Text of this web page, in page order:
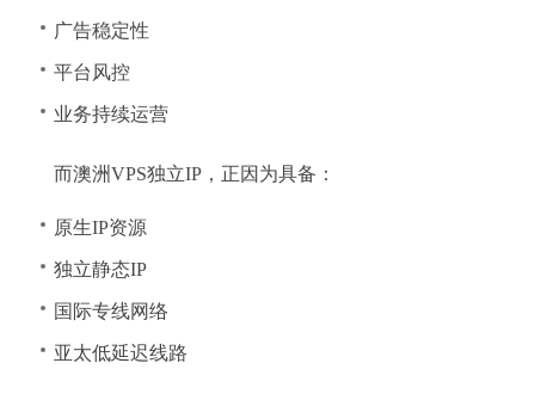
广告稳定性
平台风控
业务持续运营
而澳洲VPS独立IP，正因为具备：
原生IP资源
独立静态IP
国际专线网络
亚太低延迟线路